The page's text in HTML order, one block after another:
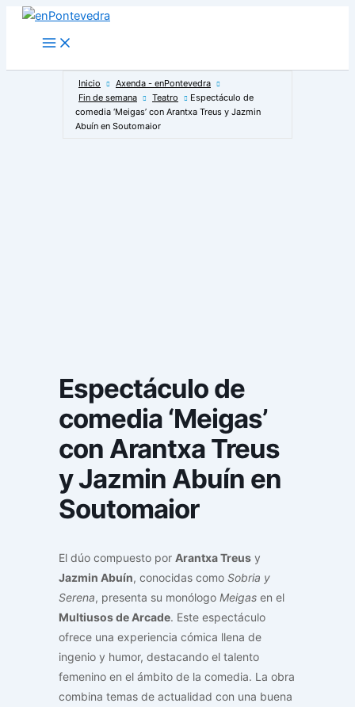
Main
Menu
Inicio
Axenda - enPontevedra
Fin de semana
Teatro
Espectáculo de
comedia ‘Meigas’ con Arantxa Treus y Jazmin
Abuín en Soutomaior
Espectáculo de
comedia ‘Meigas’
con Arantxa Treus
y Jazmin Abuín en
Soutomaior
El dúo compuesto por Arantxa Treus y
Jazmin Abuín, conocidas como Sobria y
Serena, presenta su monólogo Meigas en el
Multiusos de Arcade. Este espectáculo
ofrece una experiencia cómica llena de
ingenio y humor, destacando el talento
femenino en el ámbito de la comedia. La obra
combina temas de actualidad con una buena